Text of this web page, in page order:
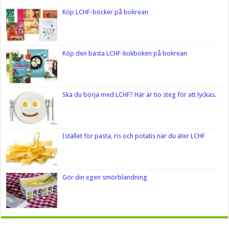
Köp LCHF-böcker på bokrean
Köp den bästa LCHF-kokboken på bokrean
Ska du börja med LCHF? Här är tio steg för att lyckas.
Istället för pasta, ris och potatis när du äter LCHF
Gör din egen smörblandning